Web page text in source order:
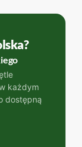
każdym
dostępną